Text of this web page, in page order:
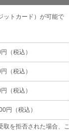
ットカード）が可能で
（税込）
（税込）
（税込）
円（税込）
を拒否された場合、こ